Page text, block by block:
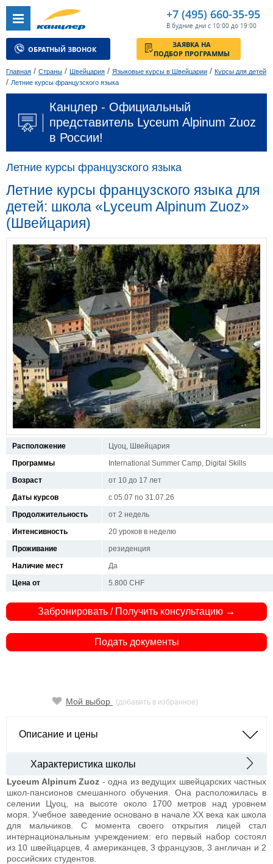
+7 (495) 660-35-95
В будние дни с 10:00 до 19:00
ОБРАТНЫЙ ЗВОНОК
ЗАЯВКА НА
ПОДБОР ПРОГРАММЫ
Главная / Страны / Швейцария / Языковые курсы в Швейцарии / Курсы для детей
/ Летние курсы французского языка
Канцлер - Официальный
представитель Lyceum Alpinum Zuoz
в России!
Летние курсы французского языка
Летние курсы французского языка для
детей: школа «Lyceum Alpinum Zuoz»
(Швейцария)
Расположение
Цуоц, Швейцария
Программы
International Summer Camp, Digital Skills
Возраст
от 10 до 17 лет
Даты курсов
с 05.07 по 31.07.26
Продолжительность
от 2 недель
Интенсивность
20 уроков в неделю
Проживание
резиденция
Наличие мест
Да
Цена от
5.800 CHF
Забронировать / Получить консультацию →
Подать документы
Мой выбор (добавить в избранное)
Описание и цены
Характеристика школы
Lyceum Alpinum Zuoz - одна из ведущих швейцарских частных
школ-пансионов смешанного обучения. Она расположилась в
селении Цуоц, на высоте около 1700 метров над уровнем
моря. Учебное заведение основано в начале ХХ века как школа
для мальчиков. С момента своего открытия лицей стал
интернациональным учреждением: его первый набор состоял
из 10 швейцарцев, 4 американцев, 3 французов, 3 англичан и 2
российских студентов.